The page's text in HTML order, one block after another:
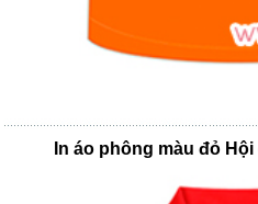
In áo phông màu đỏ